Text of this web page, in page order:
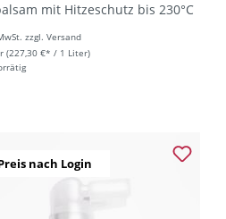
mit Hitzeschutz bis 230°C
(227,30 €* / 1 Liter)
zzgl. Versand
nach Login